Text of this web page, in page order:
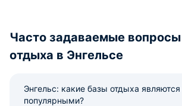
Часто задаваемые вопросы
отдыха в Энгельсе
Энгельс: какие базы отдыха
популярными?